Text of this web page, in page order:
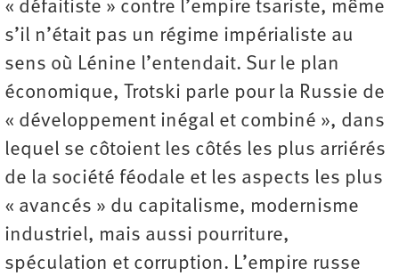
« défaitiste » contre l’empire tsariste, même
s’il n’était pas un régime impérialiste au
sens où Lénine l’entendait. Sur le plan
économique, Trotski parle pour la Russie de
« développement inégal et combiné », dans
lequel se côtoient les côtés les plus arriérés
de la société féodale et les aspects les plus
« avancés » du capitalisme, modernisme
industriel, mais aussi pourriture,
spéculation et corruption. L’empire russe